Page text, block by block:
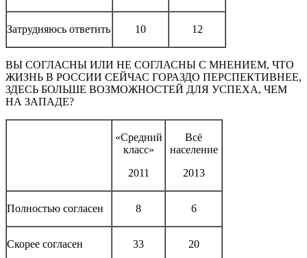
Затрудняюсь ответить 10 12
ВЫ СОГЛАСНЫ ИЛИ НЕ СОГЛАСНЫ С МНЕНИЕМ, ЧТО
ЖИЗНЬ В РОССИИ СЕЙЧАС ГОРАЗДО ПЕРСПЕКТИВНЕЕ,
ЗДЕСЬ БОЛЬШЕ ВОЗМОЖНОСТЕЙ ДЛЯ УСПЕХА, ЧЕМ
НА ЗАПАДЕ?
«Средний
класс»
2011
Всё
население
2013
Полностью согласен 8 6
Скорее согласен 33 20